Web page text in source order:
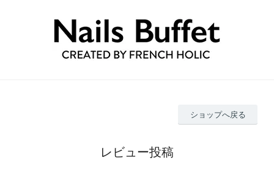
ショップへ戻る
レビュー投稿